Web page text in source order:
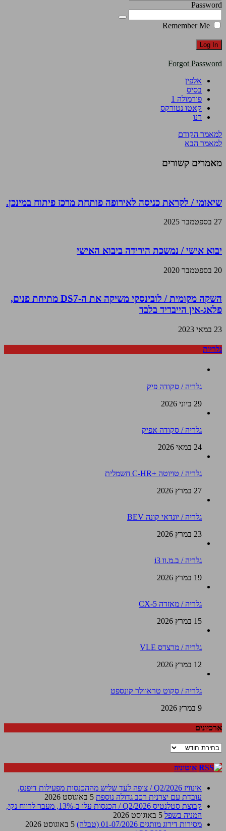
Password
Forgot Password
אלפין
בסיס
פורמולה 1
קאטו נטורקס
רנו
למאמר הקודם
למאמר הבא
מאמרים קשורים
שיאומי / לקראת כניסה לאירופה פותחת מרכז פיתוח במינכן.
27 בספטמבר 2025
יבוא אישי / נמשכת הירידה ביבוא האישי
20 בספטמבר 2020
השקה מקומית / לובינסקי משיקה את ה-DS7 מתיחת פנים,
פלאג-אין הייבריד בלבד
23 במאי 2023
גלריות
גלריה / סקודה פיק
29 ביוני 2026
גלריה / סקודה אפיק
24 במאי 2026
גלריה / טויוטה +C-HR חשמלית
27 במרץ 2026
גלריה / יונדאי קונה BEV
23 במרץ 2026
גלריה / ב.מ.וו i3
19 במרץ 2026
גלריה / מאזדה CX-5
15 במרץ 2026
גלריה / מרצדס VLE
12 במרץ 2026
גלריה / סקוט טראוולר קונספט
9 במרץ 2026
ארכיונים
ארכיונים
אוטוניוז
אינוויז Q2/2026 / צופה לעד שליש מההכנסות מפעילות דיפנס,
עובדת עם יצרנית רכב גדולה נוספת 5 באוגוסט 2026
קבוצת סטלנטיס Q2/2026 / הכנסות עלו ב-13%, מעבר לרווח נקי,
המניה בשפל 5 באוגוסט 2026
מסירות דירוג מותגים 01-07/2026 (טבלה)
5 באוגוסט 2026